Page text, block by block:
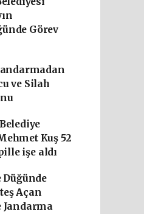
Görev
ve Silah
Kuş 52
işe aldı
Düğünde
Açan
Jandarma